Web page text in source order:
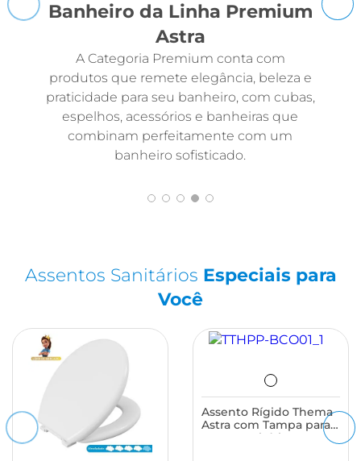
Banheiro da Linha Premium
Astra
A Categoria Premium conta com
produtos que remete elegância, beleza e
praticidade para seu banheiro, com cubas,
espelhos, acessórios e banheiras que
combinam perfeitamente com um
banheiro sofisticado.
Assentos Sanitários Especiais para
Você
Assento Rígido Thema
Astra com Tampa para
Vasos Sanitários Incepa,